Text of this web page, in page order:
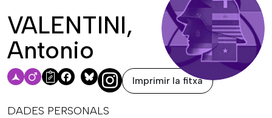
VALENTINI,
Antonio
Facebook
Bluesky Imprimir la fitxa
DADES PERSONALS